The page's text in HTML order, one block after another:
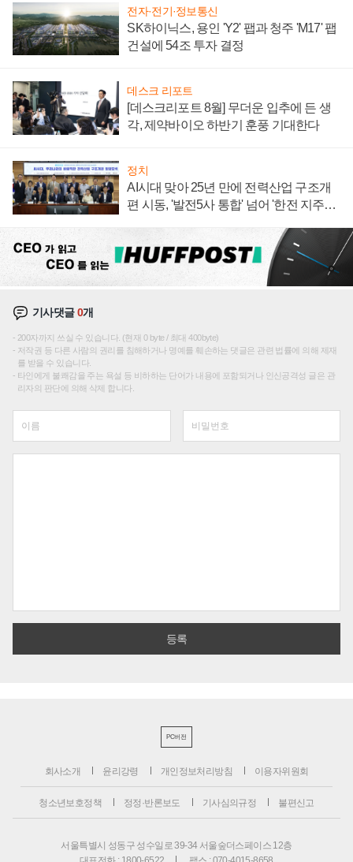
전자·전기·정보통신
SK하이닉스, 용인 'Y2' 팹과 청주 'M17' 팹
건설에 54조 투자 결정
데스크 리포트
[데스크리포트 8월] 무더운 입추에 든 생
각, 제약바이오 하반기 훈풍 기대한다
정치
AI시대 맞아 25년 만에 전력산업 구조개
편 시동, '발전5사 통합' 넘어 '한전 지주사'
기사댓글0개
200자까지 쓰실 수 있습니다. (현재 0 byte / 최대 400byte)
저작권 등 다른 사람의 권리를 침해하거나 명예를 훼손하는 댓글은 관련 법률에 의해 제재
를 받을 수 있습니다.
타인에게 불쾌감을 주는 욕설 등 비하하는 단어가 내용에 포함되거나 인신공격성 글은 관
리자의 판단에 의해 삭제 합니다.
PC버전
회사소개 윤리강령 개인정보처리방침 이용자위원회
청소년보호정책 정정·반론보도 기사심의규정 불편신고
서울특별시 성동구 성수일로 39-34 서울숲더스페이스 12층